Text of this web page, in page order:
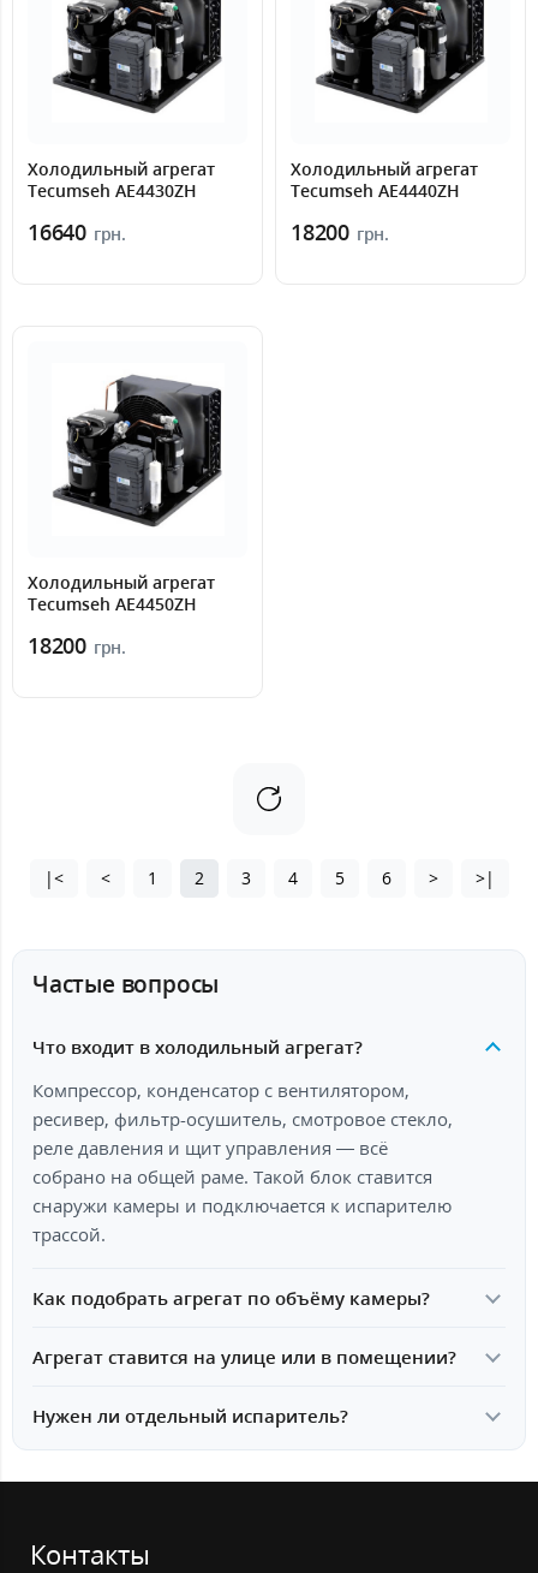
Холодильный агрегат
Tecumseh AE4430ZH
16640 грн.
Холодильный агрегат
Tecumseh AE4440ZH
18200 грн.
Холодильный агрегат
Tecumseh AE4450ZH
18200 грн.
|< < 1 2 3 4 5 6 > >|
Частые вопросы
Что входит в холодильный агрегат?
Компрессор, конденсатор с вентилятором,
ресивер, фильтр-осушитель, смотровое стекло,
реле давления и щит управления — всё
собрано на общей раме. Такой блок ставится
снаружи камеры и подключается к испарителю
трассой.
Как подобрать агрегат по объёму камеры?
Агрегат ставится на улице или в помещении?
Нужен ли отдельный испаритель?
Контакты